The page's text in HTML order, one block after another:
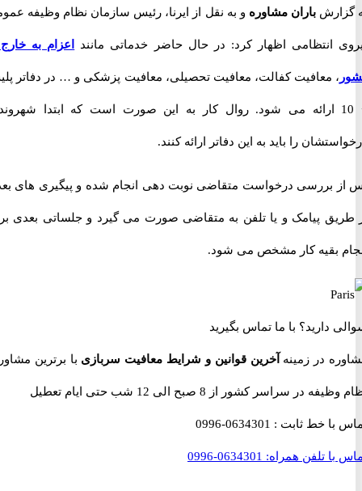
باران مشاورهو به نقل از ایرنا، رئیس سازمان نظام وظیفه عمومی
انتظامی اظهار کرد: در حال حاضر خدماتی ماننداعزام به خارج از
، معافیت کفالت، معافیت تحصیلی، معافیت پزشکی و … در دفاتر پلیس
10 ارائه می شود. روال کار به این صورت است که ابتدا شهروندان
را باید به این دفاتر ارائه کنند.
بررسی درخواست متقاضی نوبت دهی انجام شده و پیگیری های بعدی
پیامک و یا تلفن به متقاضی صورت می گیرد و جلساتی بعدی برای
بقیه کار مشخص می شود.
دارید؟ با ما تماس بگیرید
در زمینهآخرین قوانین و شرایط معافیت سربازیبا برترین مشاوران
در سراسر کشور از 8 صبح الی 12 شب حتی ایام تعطیل
با خط ثابت :0634301-0996
تلفن همراه:0634301-0996